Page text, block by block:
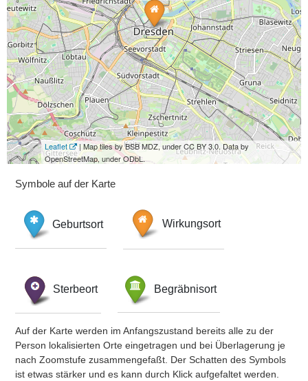
Leaflet
| Map tiles by BSB MDZ, under CC BY 3.0. Data by
OpenStreetMap, under ODbL.
Symbole auf der Karte
Geburtsort Wirkungsort
Sterbeort Begräbnisort
Auf der Karte werden im Anfangszustand bereits alle zu der
Person lokalisierten Orte eingetragen und bei Überlagerung je
nach Zoomstufe zusammengefaßt. Der Schatten des Symbols
ist etwas stärker und es kann durch Klick aufgefaltet werden.